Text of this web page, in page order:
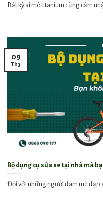
Bất kỳ ai mê titanium cũng cảm
Bộ dụng cụ sửa xe tại nhà mà
Đối với những người đam mê đạp
09
Th3